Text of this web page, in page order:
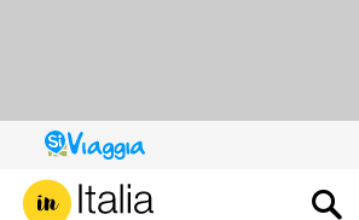
QUESTO
SITO
CONTRIBUISCE
ALL’AUDIENCE
DI